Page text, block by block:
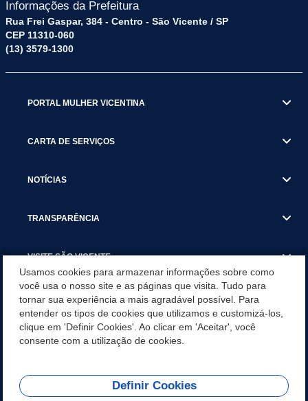
Informações da Prefeitura
Rua Frei Gaspar, 384 - Centro - São Vicente / SP
CEP 11310-060
(13) 3579-1300
PORTAL MULHER VICENTINA
CARTA DE SERVIÇOS
NOTÍCIAS
TRANSPARÊNCIA
VISITE SÃO VICENTE
SÃO VICENTE REFORÇA REDE DE PROTEÇÃO ÀS MULHERES
DURANTE O AGOSTO LILÁS COM AÇÕES DE
CONSCIENTIZAÇÃO E ACOLHIMENTO
REDES SOCIAIS
Usamos cookies para armazenar informações sobre como
você usa o nosso site e as páginas que visita. Tudo para
tornar sua experiência a mais agradável possível. Para
entender os tipos de cookies que utilizamos e customizá-los,
clique em 'Definir Cookies'. Ao clicar em 'Aceitar', você
consente com a utilização de cookies.
Definir Cookies
Olá! Como